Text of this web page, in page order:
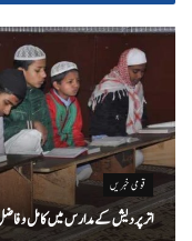
قومی خبریں
اتر پردیش کےمدارس میں کامل و فاضل